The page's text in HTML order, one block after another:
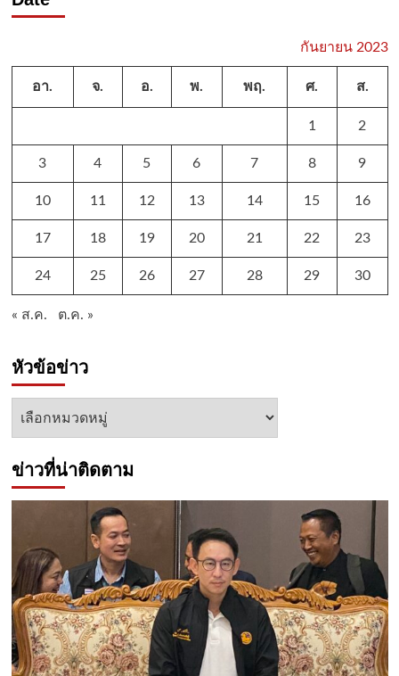
กันยายน 2023
อา. จ. อ. พ. พฤ. ศ. ส.
1 2
3 4 5 6 7 8 9
10 11 12 13 14 15 16
17 18 19 20 21 22 23
24 25 26 27 28 29 30
« ส.ค. ต.ค. »
หัวข้อข่าว
หัวข้อ
ข่าวที่น่าติดตาม